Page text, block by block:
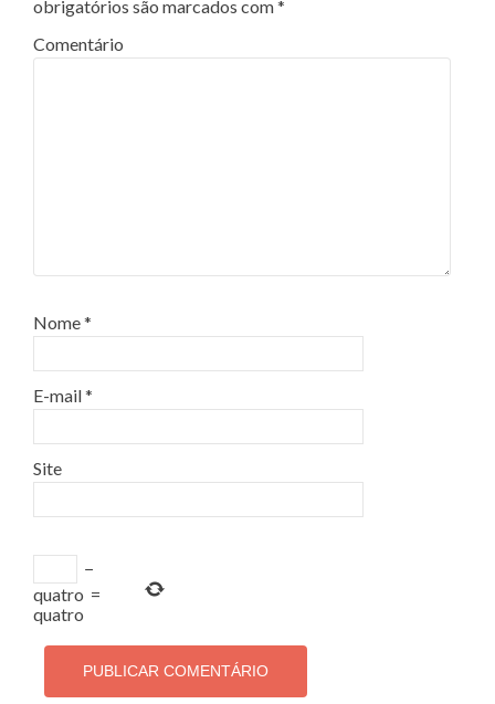
obrigatórios são marcados com*
Comentário
Nome*
E-mail*
Site
−
quatro =
quatro